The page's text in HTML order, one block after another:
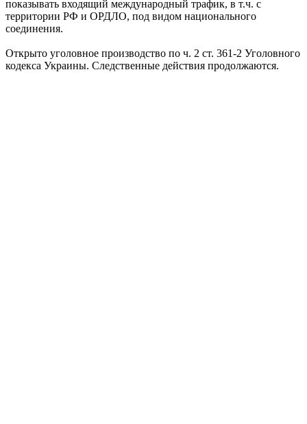
показывать входящий международный трафик, в т.ч. с
территории РФ и ОРДЛО, под видом национального
соединения.
Открыто уголовное производство по ч. 2 ст. 361-2 Уголовного
кодекса Украины. Следственные действия продолжаются.